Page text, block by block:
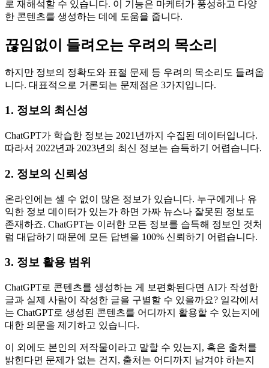
이처럼 ChatGPT는 필요에 따라 특정 콘텐츠를 다양한 방식으
로 재해석할 수 있습니다. 이 기능은 마케터가 풍성하고 다양
한 콘텐츠를 생성하는 데에 도움을 줍니다.
끊임없이 들려오는 우려의 목소리
하지만 정보의 정확도와 표절 문제 등 우려의 목소리도 들려옵
니다. 대표적으로 거론되는 문제점은 3가지입니다.
1. 정보의 최신성
ChatGPT가 학습한 정보는 2021년까지 수집된 데이터입니다.
따라서 2022년과 2023년의 최신 정보는 습득하기 어렵습니다.
2. 정보의 신뢰성
온라인에는 셀 수 없이 많은 정보가 있습니다. 누구에게나 유
존재하죠. ChatGPT는 이러한 모든 정보를 습득해 정보인 것처
럼 대답하기 때문에 모든 답변을 100% 신뢰하기 어렵습니다.
3.정보 활용 범위
ChatGPT로 콘텐츠를 생성하는 게 보편화된다면 AI가 작성한
글과 실제 사람이 작성한 글을 구별할 수 있을까요? 일각에서